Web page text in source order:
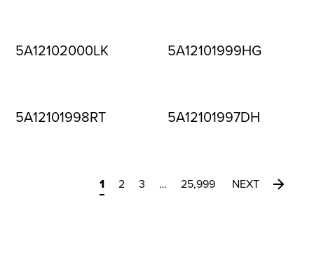
5A12102000LK 5A12101999HG
5A12101998RT 5A12101997DH
1 2 3 … 25,999 NEXT